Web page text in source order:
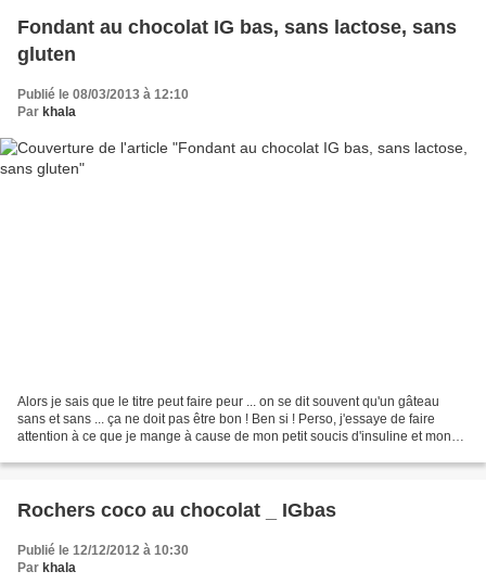
Fondant au chocolat IG bas, sans lactose, sans
gluten
Publié le 08/03/2013 à 12:10
Par khala
Alors je sais que le titre peut faire peur ... on se dit souvent qu'un gâteau
sans et sans ... ça ne doit pas être bon ! Ben si ! Perso, j'essaye de faire
attention à ce que je mange à cause de mon petit soucis d'insuline et mon
Rochers coco au chocolat _ IGbas
Publié le 12/12/2012 à 10:30
Par khala